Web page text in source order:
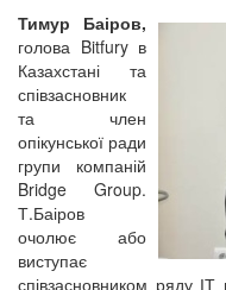
Тимур Баіров,
голова Bitfury в
Казахстані та
співзасновник
та член
опікунської ради
групи компаній
Bridge Group.
Т.Баіров
очолює або
виступає
співзасновником ряду ІТ